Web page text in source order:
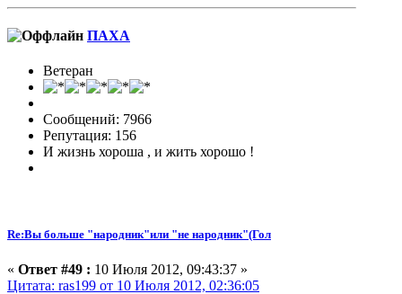
ПАХА
Ветеран
Сообщений: 7966
Репутация: 156
И жизнь хороша , и жить хорошо !
Re:Вы больше "народник"или "не народник"(Гол
« Ответ #49 : 10 Июля 2012, 09:43:37 »
Цитата: ras199 от 10 Июля 2012, 02:36:05